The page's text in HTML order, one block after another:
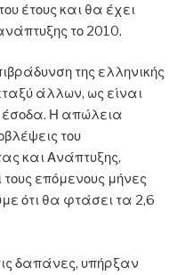
έτους και θα έχει
το 2010.
της ελληνικής
άλλων, ως είναι
έσοδα. Η απώλεια
του
και Ανάπτυξης,
επόμενους μήνες
ότι θα φτάσει τα 2,6
δαπάνες, υπήρξαν